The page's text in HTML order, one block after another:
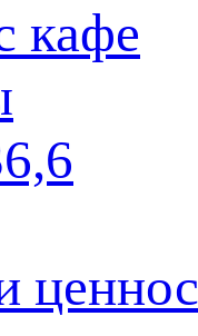
кафе